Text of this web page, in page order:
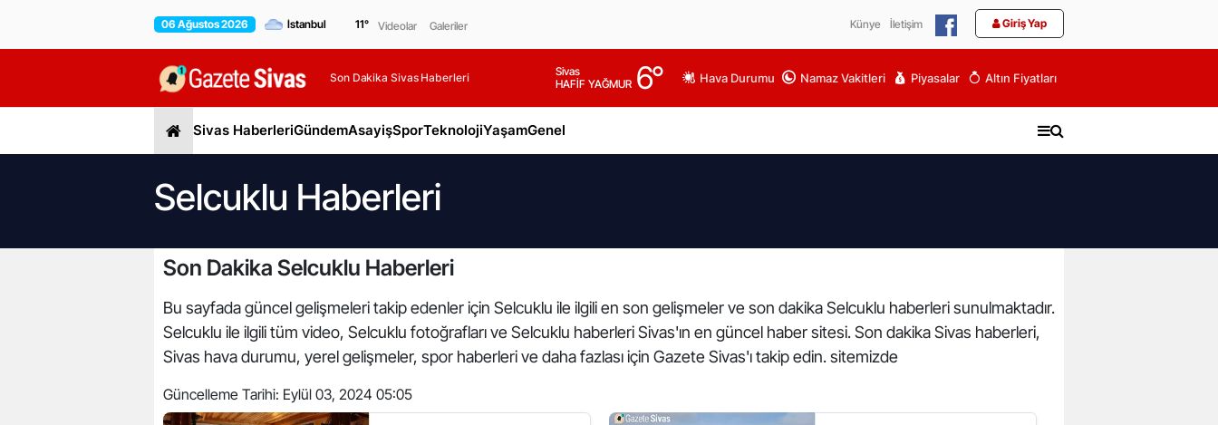
06 Ağustos 2026 11° Videolar Galeriler Künye İletişim Giriş Yap
Son Dakika Sivas Haberleri
Sivas
HAFİF YAĞMUR 6° Hava Durumu Namaz Vakitleri Piyasalar Altın Fiyatları
Sivas HaberleriGündemAsayişSporTeknolojiYaşamGenel
Selcuklu Haberleri
Son Dakika Selcuklu Haberleri
Bu sayfada güncel gelişmeleri takip edenler için Selcuklu ile ilgili en son gelişmeler ve son dakika Selcuklu haberleri sunulmaktadır.
Selcuklu ile ilgili tüm video, Selcuklu fotoğrafları ve Selcuklu haberleri Sivas'ın en güncel haber sitesi. Son dakika Sivas haberleri,
Sivas hava durumu, yerel gelişmeler, spor haberleri ve daha fazlası için Gazete Sivas'ı takip edin. sitemizde
Güncelleme Tarihi: Eylül 03, 2024 05:05